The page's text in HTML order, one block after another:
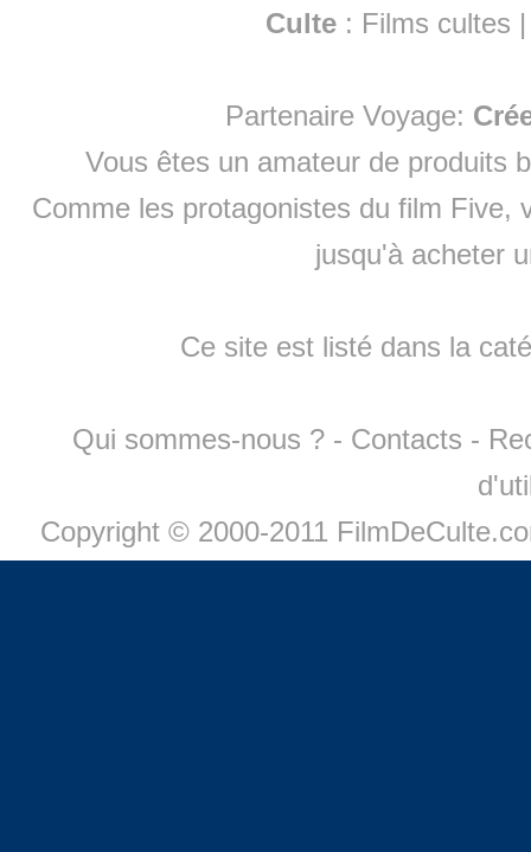
Culte : Films cultes
Partenaire Voyage:
Vous êtes un amateur de produits
Comme les protagonistes du film Five,
jusqu'à acheter
Ce site est listé dans la
Qui sommes-nous ? - Contacts -
Copyright © 2000-2011